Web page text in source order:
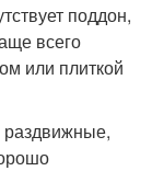
поддон,
всего
или плиткой